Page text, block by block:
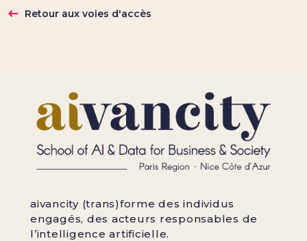
Retour aux voies d'accès
aivancity (trans)forme des individus
engagés, des acteurs responsables de
l’intelligence artificielle.